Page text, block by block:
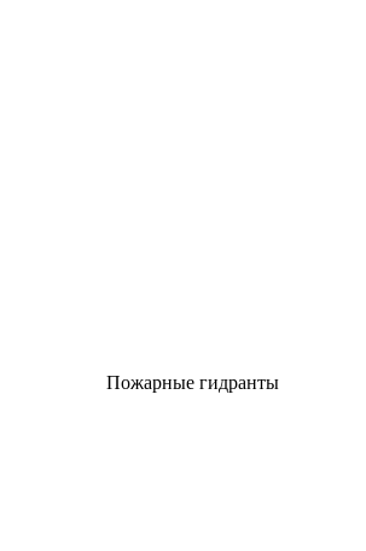
Пожарные гидранты